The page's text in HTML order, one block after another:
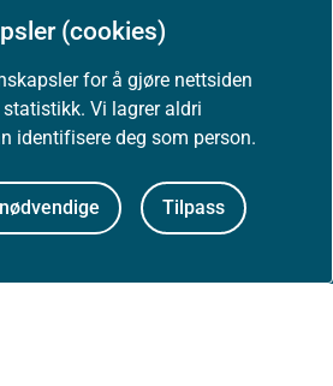
(cookies)
for å gjøre nettsiden
Vi lagrer aldri
identifisere deg som person.
Tilpass